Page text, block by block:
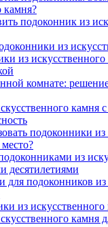
камня?
подоконник из
из
из искусственного
комнате:
камня
подоконники из
из
десятилетиями
для подоконников из
из искусственного
камня